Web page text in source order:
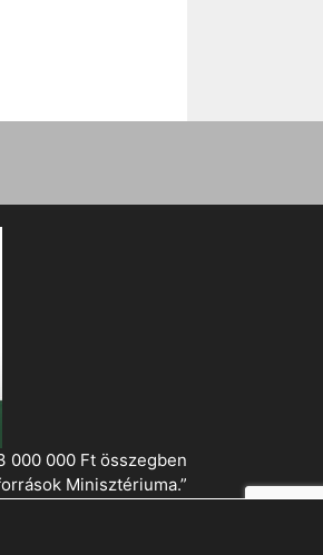
000 000 Ft összegben
Minisztériuma.”